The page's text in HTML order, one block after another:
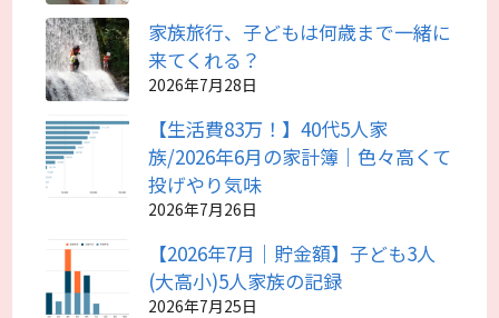
家族旅行、子どもは何歳まで一緒に
来てくれる？
2026年7月28日
【生活費83万！】40代5人家
族/2026年6月の家計簿｜色々高くて
投げやり気味
2026年7月26日
【2026年7月｜貯金額】子ども3人
(大高小)5人家族の記録
2026年7月25日